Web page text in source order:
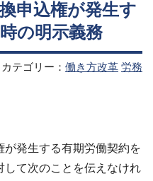
申込権が発生す
の明示義務
カテゴリー： 働き方改革 労務
発生する有期労働契約を
て次のことを伝えなけれ